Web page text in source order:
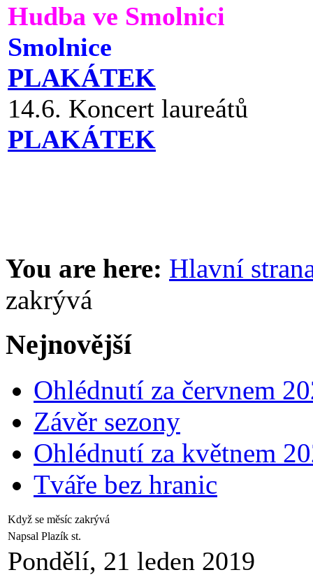
Hudba ve Smolnici
Smolnice
PLAKÁTEK
14.6. Koncert laureátů
PLAKÁTEK
You are here: Hlavní
zakrývá
Nejnovější
Ohlédnutí za červnem
Závěr sezony
Ohlédnutí za květnem
Tváře bez hranic
Když se měsíc zakrývá
Napsal Plazík st.
Pondělí, 21 leden 2019